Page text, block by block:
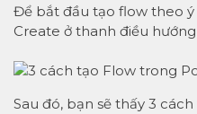
Để bắt đầu tạo flow theo
Create ở thanh điều
Sau đó, bạn sẽ thấy 3